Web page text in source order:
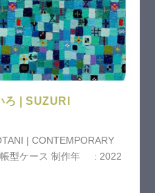
ろ | SUZURI
| CONTEMPORARY
型ケース 制作年 : 2022